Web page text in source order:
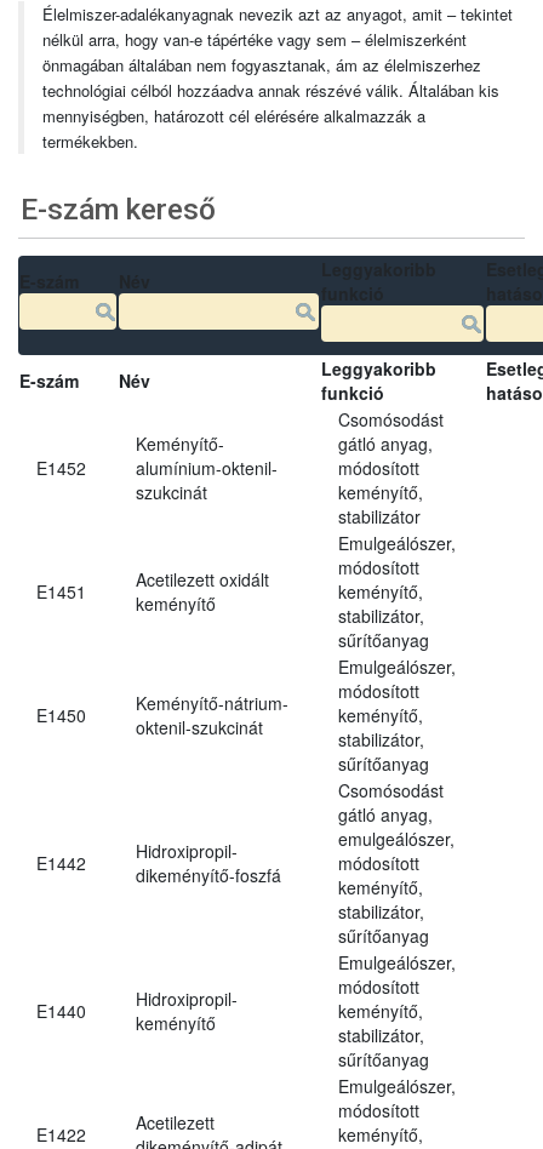
Élelmiszer-adalékanyagnak nevezik azt az anyagot, amit – tekintet
nélkül arra, hogy van-e tápértéke vagy sem – élelmiszerként
önmagában általában nem fogyasztanak, ám az élelmiszerhez
technológiai célból hozzáadva annak részévé válik. Általában kis
mennyiségben, határozott cél elérésére alkalmazzák a
termékekben.
E-szám kereső
E-szám Név
Leggyakoribb
funkció
E1452
Keményítő-
alumínium-oktenil-
szukcinát
Csomósodást
gátló anyag,
módosított
keményítő,
stabilizátor
E1451
Acetilezett oxidált
keményítő
Emulgeálószer,
módosított
keményítő,
stabilizátor,
sűrítőanyag
E1450
Keményítő-nátrium-
oktenil-szukcinát
Emulgeálószer,
módosított
keményítő,
stabilizátor,
sűrítőanyag
E1442
Hidroxipropil-
dikeményítő-foszfá
Csomósodást
gátló anyag,
emulgeálószer,
módosított
keményítő,
stabilizátor,
sűrítőanyag
E1440
Hidroxipropil-
keményítő
Emulgeálószer,
módosított
keményítő,
stabilizátor,
sűrítőanyag
E1422
Acetilezett
Emulgeálószer,
módosított
keményítő,